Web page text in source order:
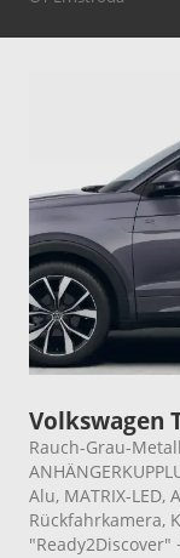
Volkswagen
Rauch-Grau-
Alu, MATRIX-LED,
Rückfahrkamera,
"Ready2Discover"